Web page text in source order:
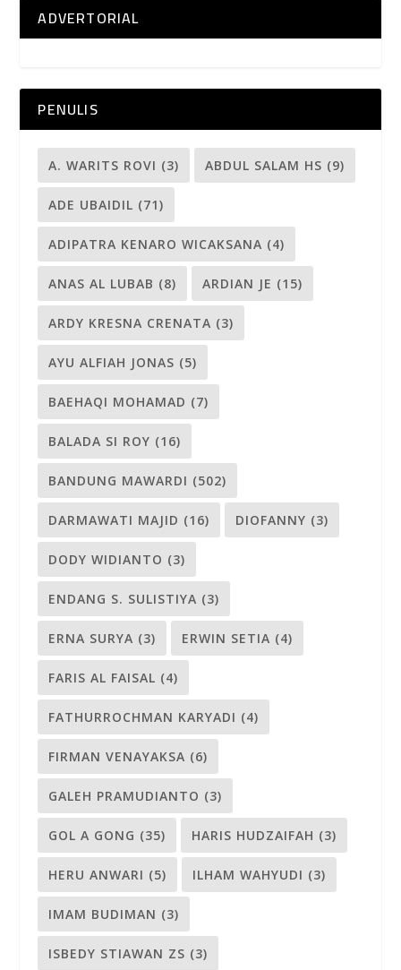
ADVERTORIAL
PENULIS
A. WARITS ROVI (3) ABDUL SALAM HS (9)
ADE UBAIDIL (71)
ADIPATRA KENARO WICAKSANA (4)
ANAS AL LUBAB (8) ARDIAN JE (15)
ARDY KRESNA CRENATA (3)
AYU ALFIAH JONAS (5)
BAEHAQI MOHAMAD (7)
BALADA SI ROY (16)
BANDUNG MAWARDI (502)
DARMAWATI MAJID (16) DIOFANNY (3)
DODY WIDIANTO (3)
ENDANG S. SULISTIYA (3)
ERNA SURYA (3) ERWIN SETIA (4)
FARIS AL FAISAL (4)
FATHURROCHMAN KARYADI (4)
FIRMAN VENAYAKSA (6)
GALEH PRAMUDIANTO (3)
GOL A GONG (35) HARIS HUDZAIFAH (3)
HERU ANWARI (5) ILHAM WAHYUDI (3)
IMAM BUDIMAN (3)
ISBEDY STIAWAN ZS (3)